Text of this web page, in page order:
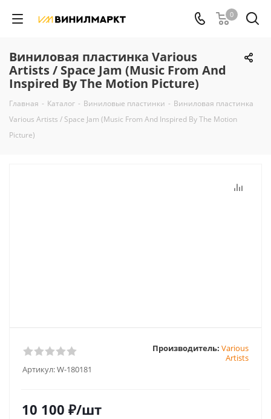
0
Виниловая пластинка Various
Artists / Space Jam (Music From And
Inspired By The Motion Picture)
Главная - Каталог - Виниловые пластинки - Виниловая пластинка
Various Artists / Space Jam (Music From And Inspired By The Motion
Picture)
Артикул:W-180181
Производитель: Various
Artists
10 100 ₽/шт